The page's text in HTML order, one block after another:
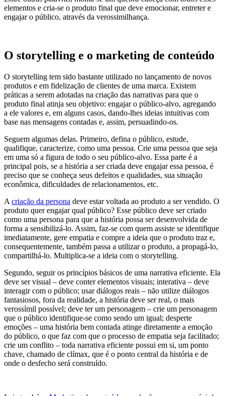
elementos e cria-se o produto final que deve emocionar, entreter e
engajar o público, através da verossimilhança.
O storytelling e o marketing de conteúdo
O storytelling tem sido bastante utilizado no lançamento de novos
produtos e em fidelização de clientes de uma marca. Existem
práticas a serem adotadas na criação das narrativas para que o
produto final atinja seu objetivo: engajar o público-alvo, agregando
a ele valores e, em alguns casos, dando-lhes ideias intuitivas com
base nas mensagens contadas e, assim, persuadindo-os.
Seguem algumas delas. Primeiro, defina o público, estude,
qualifique, caracterize, como uma pessoa. Crie uma pessoa que seja
em uma só a figura de todo o seu público-alvo. Essa parte é a
principal pois, se a história a ser criada deve engajar essa pessoa, é
preciso que se conheça seus defeitos e qualidades, sua situação
econômica, dificuldades de relacionamentos, etc.
A criação da persona deve estar voltada ao produto a ser vendido. O
produto quer engajar qual público? Esse público deve ser criado
como uma persona para que a história possa ser desenvolvida de
forma a sensibilizá-lo. Assim, faz-se com quem assiste se identifique
imediatamente, gere empatia e compre a ideia que o produto traz e,
consequentemente, também passa a utilizar o produto, a propagá-lo,
compartilhá-lo. Multiplica-se a ideia com o storytelling.
Segundo, seguir os princípios básicos de uma narrativa eficiente. Ela
deve ser visual – deve conter elementos visuais; interativa – deve
interagir com o público; usar diálogos reais – não utilize diálogos
fantasiosos, fora da realidade, a história deve ser real, o mais
verossímil possível; deve ter um personagem – crie um personagem
que o público identifique-se como sendo um igual; desperte
emoções – uma história bem contada atinge diretamente a emoção
do público, o que faz com que o processo de empatia seja facilitado;
crie um conflito – toda narrativa eficiente possui em si, um ponto
chave, chamado de clímax, que é o ponto central da história e de
onde o desfecho será construído.